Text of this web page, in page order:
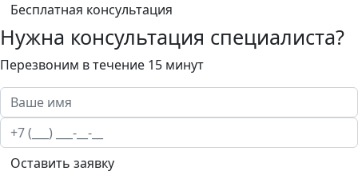
Бесплатная консультация
Нужна консультация специалиста?
Перезвоним в течение 15 минут
Оставить заявку